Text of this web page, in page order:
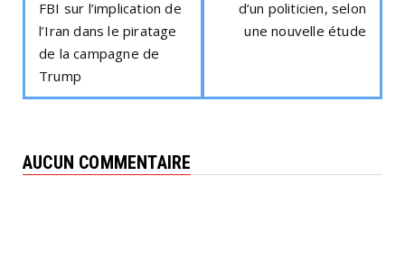
FBI sur l’implication de
l’Iran dans le piratage
de la campagne de
Trump
d’un politicien, selon
une nouvelle étude
AUCUN COMMENTAIRE